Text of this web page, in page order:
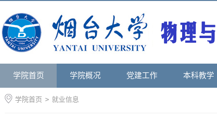
学院首页 学院概况 党建工作 本科教学
学院首页 > 就业信息